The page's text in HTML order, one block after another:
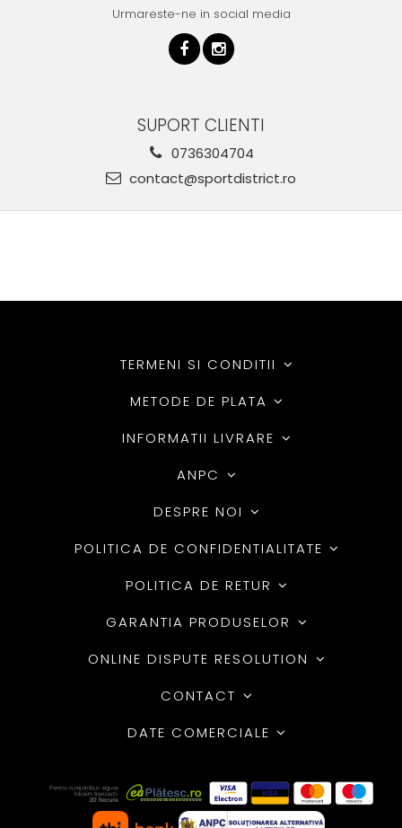
Urmareste-ne in social media
SUPORT CLIENTI
0736304704
contact@sportdistrict.ro
TERMENI SI CONDITII
METODE DE PLATA
INFORMATII LIVRARE
ANPC
DESPRE NOI
POLITICA DE CONFIDENTIALITATE
POLITICA DE RETUR
GARANTIA PRODUSELOR
ONLINE DISPUTE RESOLUTION
CONTACT
DATE COMERCIALE